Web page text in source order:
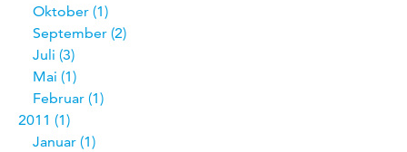
Oktober 1
September 2
Juli 3
Mai 1
Februar 1
2011
1
Januar 1